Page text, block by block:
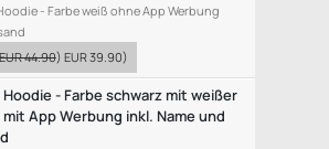
- Farbe weiß ohne App Werbung
44.90) EUR 39.90)
Hoodie - Farbe schwarz mit weißer
App Werbung inkl. Name und